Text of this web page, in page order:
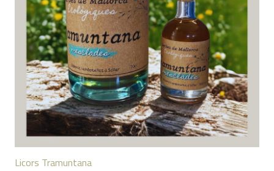
Licors Tramuntana